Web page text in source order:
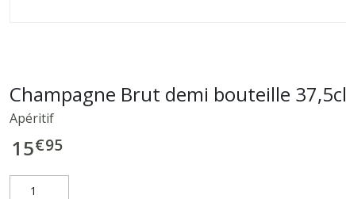
Champagne Brut demi bouteille 37,5cl
Apéritif
15€95